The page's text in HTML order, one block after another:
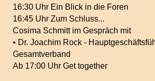
16:30 Uhr Ein Blick in die Foren
16:45 Uhr Zum Schluss...
Cosima Schmitt im Gespräch mit
• Dr. Joachim Rock -
Gesamtverband
Ab 17:00 Uhr Get together